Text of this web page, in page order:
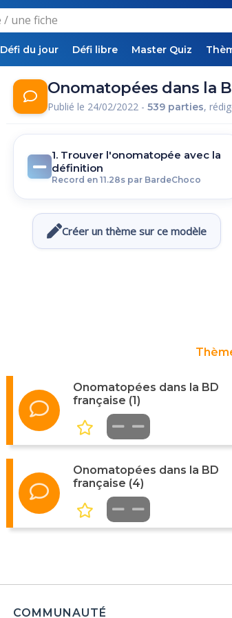
Défi du jour Défi libre Master Quiz
Onomatopées dans la
Publié le 24/02/2022 - 539 parties,
1. Trouver l'onomatopée avec la
définition
Record en 11.28s par BardeChoco
Créer un thème sur ce modèle
Onomatopées dans la BD
française (1)
Onomatopées dans la BD
française (4)
COMMUNAUTÉ